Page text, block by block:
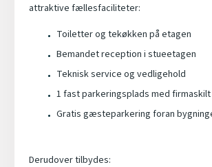
attraktive fællesfaciliteter:
Toiletter og tekøkken på etagen
Bemandet reception i stueetagen
Teknisk service og vedligehold
1 fast parkeringsplads med firmaskilt
Gratis gæsteparkering foran
Derudover tilbydes: